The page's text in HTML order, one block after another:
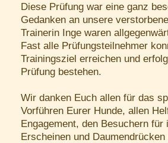
Diese Prüfung war eine ganz
Gedanken an unsere
Trainerin Inge waren
Fast alle Prüfungsteilnehmer
Trainingsziel erreichen und
Prüfung bestehen.
Wir danken Euch allen für das
Vorführen Eurer Hunde, allen
Engagement, den Besuchern für
Erscheinen und Daumendrücken